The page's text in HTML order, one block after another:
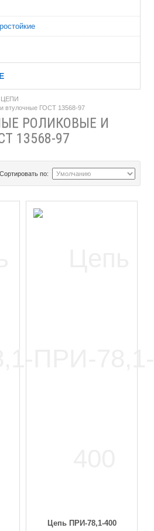
втулочные ГОСТ 13568-97
РОЛИКОВЫЕ И
13568-97
Сортировать по:
Цепь ПРИ-78,1-400